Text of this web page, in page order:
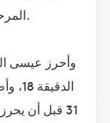
المرحلة السادسة والأخيرة من المجموعة الثانية.
وأحرز عيسى